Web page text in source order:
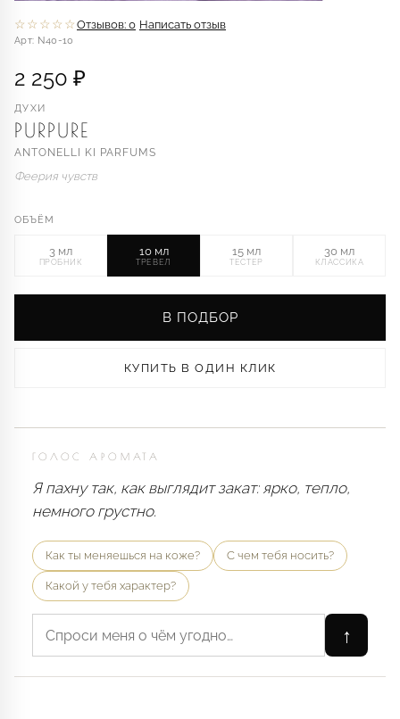
☆☆☆☆☆ Отзывов: 0 Написать отзыв
Арт: N40-10
2 250 ₽
ДУХИ
PURPURE
ANTONELLI KI PARFUMS
Феерия чувств
ОБЪЁМ
3 мл
ПРОБНИК
10 мл
ТРЕВЕЛ
15 мл
ТЕСТЕР
30 мл
КЛАССИКА
В ПОДБОР
КУПИТЬ В ОДИН КЛИК
ГОЛОС АРОМАТА
Я пахну так, как выглядит закат: ярко, тепло,
немного грустно.
Как ты меняешься на коже? С чем тебя носить?
Какой у тебя характер?
↑